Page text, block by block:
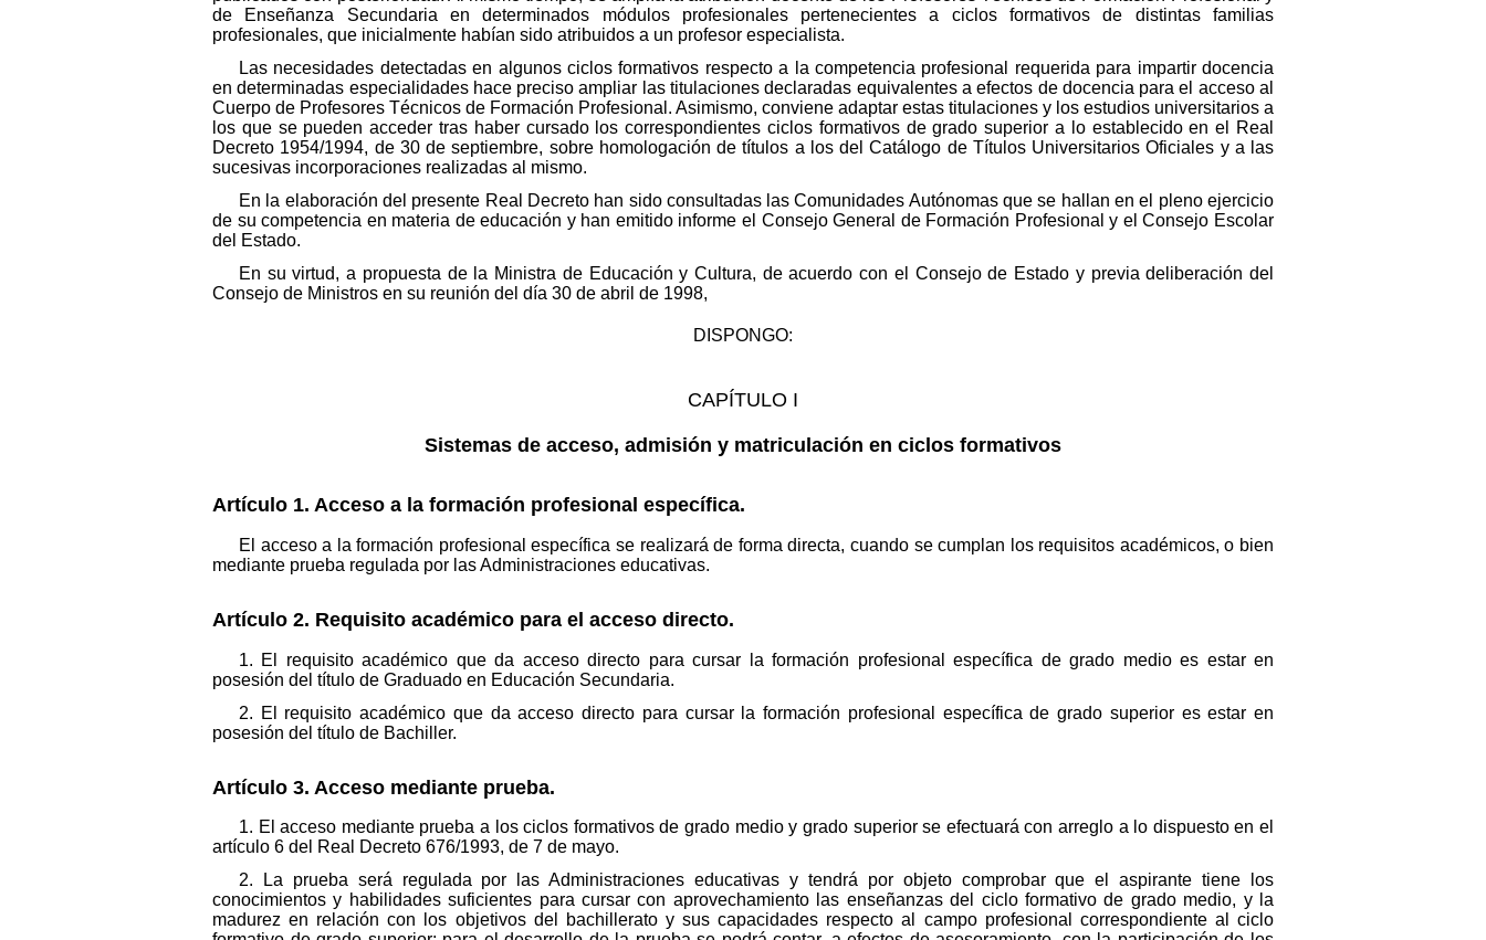
de Enseñanza Secundaria en determinados módulos profesionales pertenecientes a ciclos formativos de distintas familias
profesionales, que inicialmente habían sido atribuidos a un profesor especialista.
Las necesidades detectadas en algunos ciclos formativos respecto a la competencia profesional requerida para impartir docencia
en determinadas especialidades hace preciso ampliar las titulaciones declaradas equivalentes a efectos de docencia para el acceso al
Cuerpo de Profesores Técnicos de Formación Profesional. Asimismo, conviene adaptar estas titulaciones y los estudios universitarios a
los que se pueden acceder tras haber cursado los correspondientes ciclos formativos de grado superior a lo establecido en el Real
Decreto 1954/1994, de 30 de septiembre, sobre homologación de títulos a los del Catálogo de Títulos Universitarios Oficiales y a las
sucesivas incorporaciones realizadas al mismo.
En la elaboración del presente Real Decreto han sido consultadas las Comunidades Autónomas que se hallan en el pleno ejercicio
de su competencia en materia de educación y han emitido informe el Consejo General de Formación Profesional y el Consejo Escolar
del Estado.
En su virtud, a propuesta de la Ministra de Educación y Cultura, de acuerdo con el Consejo de Estado y previa deliberación del
Consejo de Ministros en su reunión del día 30 de abril de 1998,
DISPONGO:
CAPÍTULO I
Sistemas de acceso, admisión y matriculación en ciclos formativos
Artículo 1. Acceso a la formación profesional específica.
El acceso a la formación profesional específica se realizará de forma directa, cuando se cumplan los requisitos académicos, o bien
mediante prueba regulada por las Administraciones educativas.
Artículo 2. Requisito académico para el acceso directo.
1. El requisito académico que da acceso directo para cursar la formación profesional específica de grado medio es estar en
posesión del título de Graduado en Educación Secundaria.
2. El requisito académico que da acceso directo para cursar la formación profesional específica de grado superior es estar en
posesión del título de Bachiller.
Artículo 3. Acceso mediante prueba.
1. El acceso mediante prueba a los ciclos formativos de grado medio y grado superior se efectuará con arreglo a lo dispuesto en el
artículo 6 del Real Decreto 676/1993, de 7 de mayo.
2. La prueba será regulada por las Administraciones educativas y tendrá por objeto comprobar que el aspirante tiene los
conocimientos y habilidades suficientes para cursar con aprovechamiento las enseñanzas del ciclo formativo de grado medio, y la
madurez en relación con los objetivos del bachillerato y sus capacidades respecto al campo profesional correspondiente al ciclo